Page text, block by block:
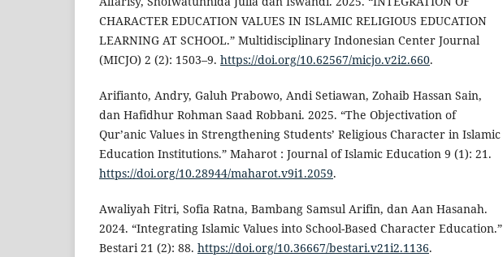
CHARACTER EDUCATION VALUES IN ISLAMIC RELIGIOUS EDUCATION
LEARNING AT SCHOOL.” Multidisciplinary Indonesian Center Journal
(MICJO) 2 (2): 1503–9. https://doi.org/10.62567/micjo.v2i2.660.
Arifianto, Andry, Galuh Prabowo, Andi Setiawan, Zohaib Hassan Sain,
dan Hafidhur Rohman Saad Robbani. 2025. “The Objectivation of
Qur’anic Values in Strengthening Students’ Religious Character in Islamic
Education Institutions.” Maharot : Journal of Islamic Education 9 (1): 21.
https://doi.org/10.28944/maharot.v9i1.2059.
Awaliyah Fitri, Sofia Ratna, Bambang Samsul Arifin, dan Aan Hasanah.
2024. “Integrating Islamic Values into School-Based Character Education.”
Bestari 21 (2): 88. https://doi.org/10.36667/bestari.v21i2.1136.